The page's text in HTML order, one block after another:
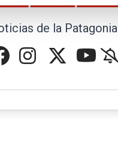
de la Patagonia